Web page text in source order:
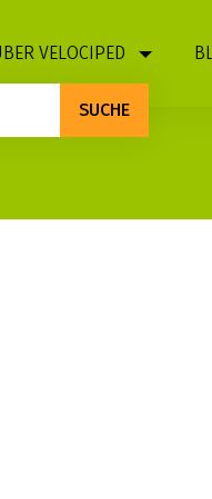
VELOCIPED
SUCHE